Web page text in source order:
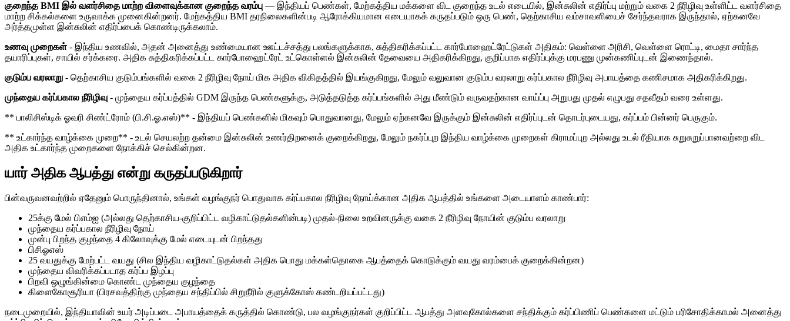
குறைந்த BMI இல் வளர்சிதை மாற்ற விளைவுக்கான குறைந்த வரம்பு — இந்தியப் பெண்கள், மேற்கத்திய மக்களை விட குறைந்த உடல் எடையில், இன்சுலின் எதிர்ப்பு மற்றும் வகை 2 நீரிழிவு உள்ளிட்ட வளர்சிதை
மாற்ற சிக்கல்களை உருவாக்க முனைகின்றனர். மேற்கத்திய BMI தரநிலைகளின்படி ஆரோக்கியமான எடையாகக் கருதப்படும் ஒரு பெண், தெற்காசிய வம்சாவளியைச் சேர்ந்தவராக இருந்தால், ஏற்கனவே
அர்த்தமுள்ள இன்சுலின் எதிர்ப்பைக் கொண்டிருக்கலாம்.
உணவு முறைகள் - இந்திய உணவில், அதன் அனைத்து உண்மையான ஊட்டச்சத்து பலங்களுக்காக, சுத்திகரிக்கப்பட்ட கார்போஹைட்ரேட்டுகள் அதிகம்: வெள்ளை அரிசி, வெள்ளை ரொட்டி, மைதா சார்ந்த
தயாரிப்புகள், சாயில் சர்க்கரை. அதிக சுத்திகரிக்கப்பட்ட கார்போஹைட்ரேட் உட்கொள்ளல் இன்சுலின் தேவையை அதிகரிக்கிறது, குறிப்பாக எதிர்ப்புக்கு மரபணு முன்கணிப்புடன் இணைந்தால்.
குடும்ப வரலாறு - தெற்காசிய குடும்பங்களில் வகை 2 நீரிழிவு நோய் மிக அதிக விகிதத்தில் இயங்குகிறது, மேலும் வலுவான குடும்ப வரலாறு கர்ப்பகால நீரிழிவு அபாயத்தை கணிசமாக அதிகரிக்கிறது.
முந்தைய கர்ப்பகால நீரிழிவு - முந்தைய கர்ப்பத்தில் GDM இருந்த பெண்களுக்கு, அடுத்தடுத்த கர்ப்பங்களில் அது மீண்டும் வருவதற்கான வாய்ப்பு அறுபது முதல் எழுபது சதவீதம் வரை உள்ளது.
** பாலிசிஸ்டிக் ஓவரி சிண்ட்ரோம் (பி.சி.ஓ.எஸ்)** - இந்தியப் பெண்களில் மிகவும் பொதுவானது, மேலும் ஏற்கனவே இருக்கும் இன்சுலின் எதிர்ப்புடன் தொடர்புடையது, கர்ப்பம் பின்னர் பெருகும்.
** உட்கார்ந்த வாழ்க்கை முறை** - உடல் செயலற்ற தன்மை இன்சுலின் உணர்திறனைக் குறைக்கிறது, மேலும் நகர்ப்புற இந்திய வாழ்க்கை முறைகள் கிராமப்புற அல்லது உடல் ரீதியாக சுறுசுறுப்பானவற்றை விட
அதிக உட்கார்ந்த முறைகளை நோக்கிச் செல்கின்றன.
யார் அதிக ஆபத்து என்று கருதப்படுகிறார்
பின்வருவனவற்றில் ஏதேனும் பொருந்தினால், உங்கள் வழங்குநர் பொதுவாக கர்ப்பகால நீரிழிவு நோய்க்கான அதிக ஆபத்தில் உங்களை அடையாளம் காண்பார்:
25க்கு மேல் பிஎம்ஐ (அல்லது தெற்காசிய-குறிப்பிட்ட வழிகாட்டுதல்களின்படி) முதல்-நிலை உறவினருக்கு வகை 2 நீரிழிவு நோயின் குடும்ப வரலாறு
முந்தைய கர்ப்பகால நீரிழிவு நோய்
முன்பு பிறந்த குழந்தை 4 கிலோவுக்கு மேல் எடையுடன் பிறந்தது
பிசிஓஎஸ்
25 வயதுக்கு மேற்பட்ட வயது (சில இந்திய வழிகாட்டுதல்கள் அதிக பொது மக்கள்தொகை ஆபத்தைக் கொடுக்கும் வயது வரம்பைக் குறைக்கின்றன)
முந்தைய விவரிக்கப்படாத கர்ப்ப இழப்பு
பிறவி ஒழுங்கின்மை கொண்ட முந்தைய குழந்தை
கிளைகோசூரியா (பிரசவத்திற்கு முந்தைய சந்திப்பில் சிறுநீரில் குளுக்கோஸ் கண்டறியப்பட்டது)
நடைமுறையில், இந்தியாவின் உயர் அடிப்படை அபாயத்தைக் கருத்தில் கொண்டு, பல வழங்குநர்கள் குறிப்பிட்ட ஆபத்து அளவுகோல்களை சந்திக்கும் கர்ப்பிணிப் பெண்களை மட்டும் பரிசோதிக்காமல் அனைத்து